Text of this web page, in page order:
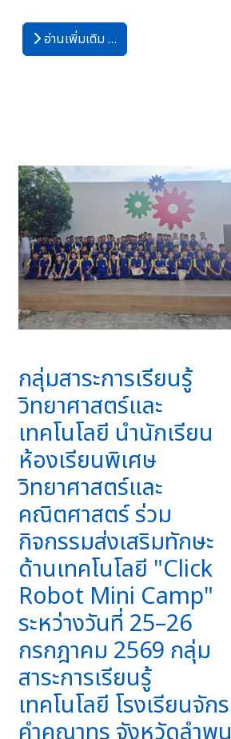
อ่านเพิ่มเติม …
กลุ่มสาระการเรียนรู้
วิทยาศาสตร์และ
เทคโนโลยี นำนักเรียน
ห้องเรียนพิเศษ
วิทยาศาสตร์และ
คณิตศาสตร์ ร่วม
กิจกรรมส่งเสริมทักษะ
ด้านเทคโนโลยี "Click
Robot Mini Camp"
ระหว่างวันที่ 25–26
กรกฎาคม 2569 กลุ่ม
สาระการเรียนรู้
เทคโนโลยี โรงเรียนจักร